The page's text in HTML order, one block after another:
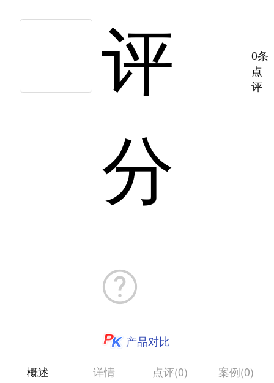
评
分
0条
点
评
产品对比
概述
详情 点评(0) 案例(0)